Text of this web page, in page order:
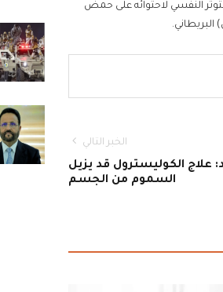
النفسي لاحتوائه على حمض
الخبر التالي
علاج الكوليسترول قد يزيل
السموم من الجسم